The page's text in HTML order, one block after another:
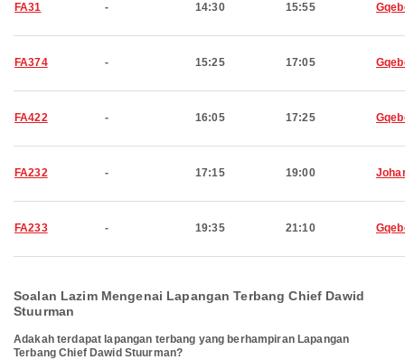
FA31 - 14:30 15:55
FA374 - 15:25 17:05
FA422 - 16:05 17:25
FA232 - 17:15 19:00
FA233 - 19:35 21:10
Soalan Lazim Mengenai Lapangan Terbang Chief Dawid
Stuurman
Adakah terdapat lapangan terbang yang berhampiran Lapangan
Terbang Chief Dawid Stuurman?